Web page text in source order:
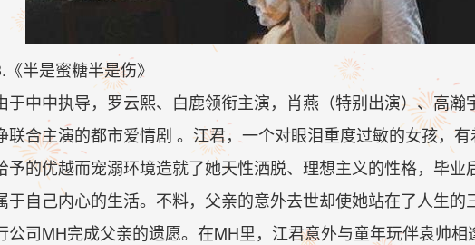
《半是蜜糖半是伤》
于中中执导，罗云熙、白鹿领衔主演，肖燕（特别出演）、高
联合主演的都市爱情剧 。江君，一个对眼泪重度过敏的女孩，
予的优越而宠溺环境造就了她天性洒脱、理想主义的性格，毕
于自己内心的生活。不料，父亲的意外去世却使她站在了人生
公司MH完成父亲的遗愿。在MH里，江君意外与童年玩伴袁帅